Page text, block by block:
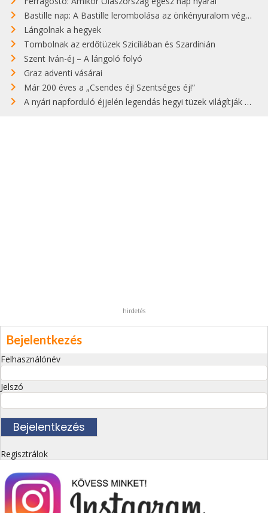
Bastille nap: A Bastille lerombolása az önkényuralom végét jelentette
Lángolnak a hegyek
Tombolnak az erdőtüzek Szicíliában és Szardínián
Szent Iván-éj – A lángoló folyó
Graz adventi vásárai
Már 200 éves a „Csendes éj! Szentséges éj!”
A nyári napforduló éjjelén legendás hegyi tüzek világítják meg Zugspitzét
hirdetés
Bejelentkezés
Felhasználónév
Jelszó
Regisztrálok